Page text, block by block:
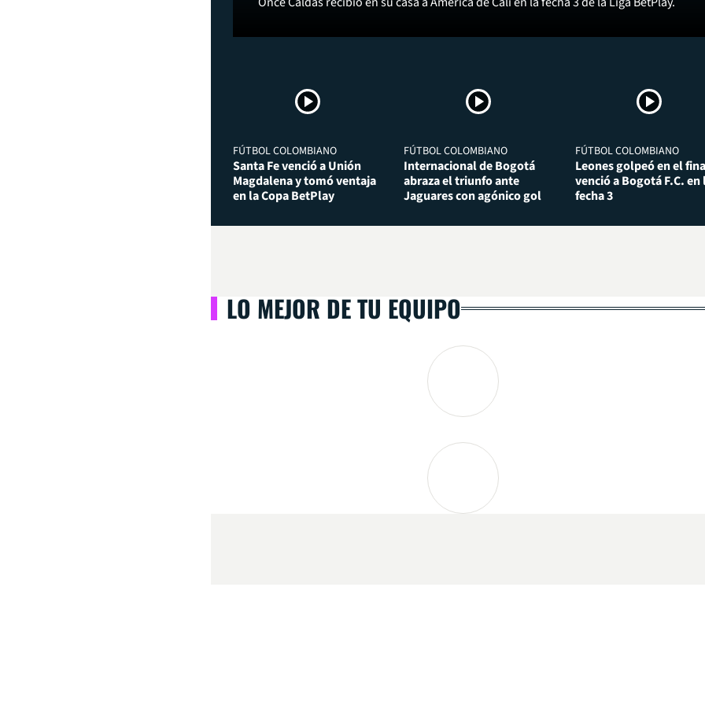
FÚTBOL COLOMBIANO
Santa Fe venció a Unión
Magdalena y tomó ventaja
en la Copa BetPlay
FÚTBOL COLOMBIANO
Internacional de Bogotá
abraza el triunfo ante
Jaguares con agónico gol
FÚTBOL COLOMBIANO
Leones golpeó en el
venció a Bogotá F.C. en
fecha 3
LO MEJOR DE TU EQUIPO